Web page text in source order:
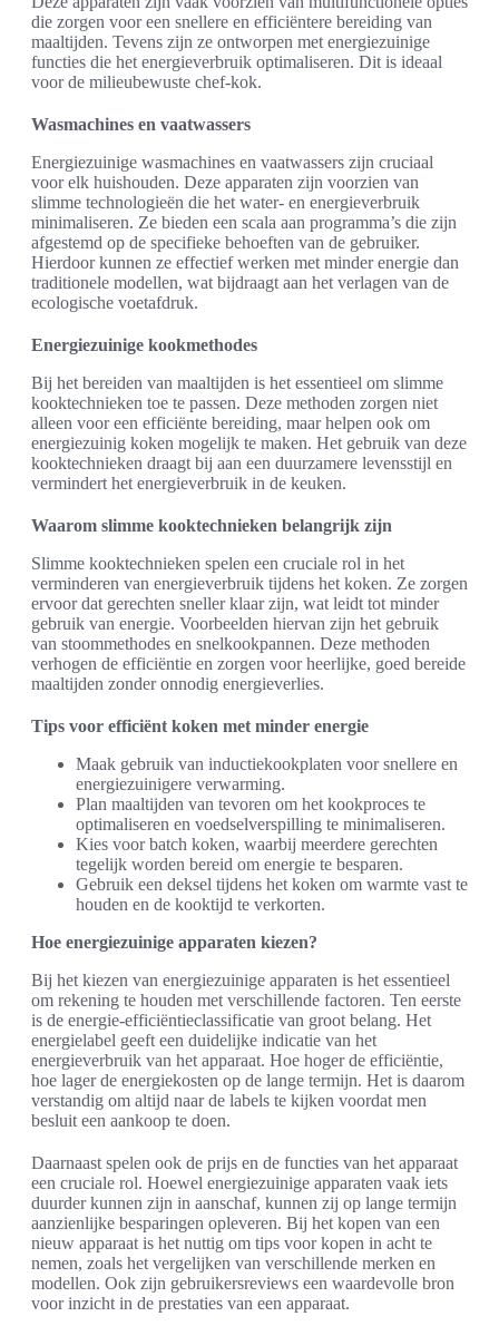
die zorgen voor een snellere en efficiëntere bereiding van
maaltijden. Tevens zijn ze ontworpen met energiezuinige
functies die het energieverbruik optimaliseren. Dit is ideaal
voor de milieubewuste chef-kok.
Wasmachines en vaatwassers
Energiezuinige wasmachines en vaatwassers zijn cruciaal
voor elk huishouden. Deze apparaten zijn voorzien van
slimme technologieën die het water- en energieverbruik
minimaliseren. Ze bieden een scala aan programma’s die zijn
afgestemd op de specifieke behoeften van de gebruiker.
Hierdoor kunnen ze effectief werken met minder energie dan
traditionele modellen, wat bijdraagt aan het verlagen van de
ecologische voetafdruk.
Energiezuinige kookmethodes
Bij het bereiden van maaltijden is het essentieel om slimme
kooktechnieken toe te passen. Deze methoden zorgen niet
alleen voor een efficiënte bereiding, maar helpen ook om
energiezuinig koken mogelijk te maken. Het gebruik van deze
kooktechnieken draagt bij aan een duurzamere levensstijl en
vermindert het energieverbruik in de keuken.
Waarom slimme kooktechnieken belangrijk zijn
Slimme kooktechnieken spelen een cruciale rol in het
verminderen van energieverbruik tijdens het koken. Ze zorgen
ervoor dat gerechten sneller klaar zijn, wat leidt tot minder
gebruik van energie. Voorbeelden hiervan zijn het gebruik
van stoommethodes en snelkookpannen. Deze methoden
verhogen de efficiëntie en zorgen voor heerlijke, goed bereide
maaltijden zonder onnodig energieverlies.
Tips voor efficiënt koken met minder energie
Maak gebruik van inductiekookplaten voor snellere en
energiezuinigere verwarming.
Plan maaltijden van tevoren om het kookproces te
optimaliseren en voedselverspilling te minimaliseren.
Kies voor batch koken, waarbij meerdere gerechten
tegelijk worden bereid om energie te besparen.
Gebruik een deksel tijdens het koken om warmte vast te
houden en de kooktijd te verkorten.
Hoe energiezuinige apparaten kiezen?
Bij het kiezen van energiezuinige apparaten is het essentieel
om rekening te houden met verschillende factoren. Ten eerste
is de energie-efficiëntieclassificatie van groot belang. Het
energielabel geeft een duidelijke indicatie van het
energieverbruik van het apparaat. Hoe hoger de efficiëntie,
hoe lager de energiekosten op de lange termijn. Het is daarom
verstandig om altijd naar de labels te kijken voordat men
besluit een aankoop te doen.
Daarnaast spelen ook de prijs en de functies van het apparaat
een cruciale rol. Hoewel energiezuinige apparaten vaak iets
duurder kunnen zijn in aanschaf, kunnen zij op lange termijn
aanzienlijke besparingen opleveren. Bij het kopen van een
nieuw apparaat is het nuttig om tips voor kopen in acht te
nemen, zoals het vergelijken van verschillende merken en
modellen. Ook zijn gebruikersreviews een waardevolle bron
voor inzicht in de prestaties van een apparaat.